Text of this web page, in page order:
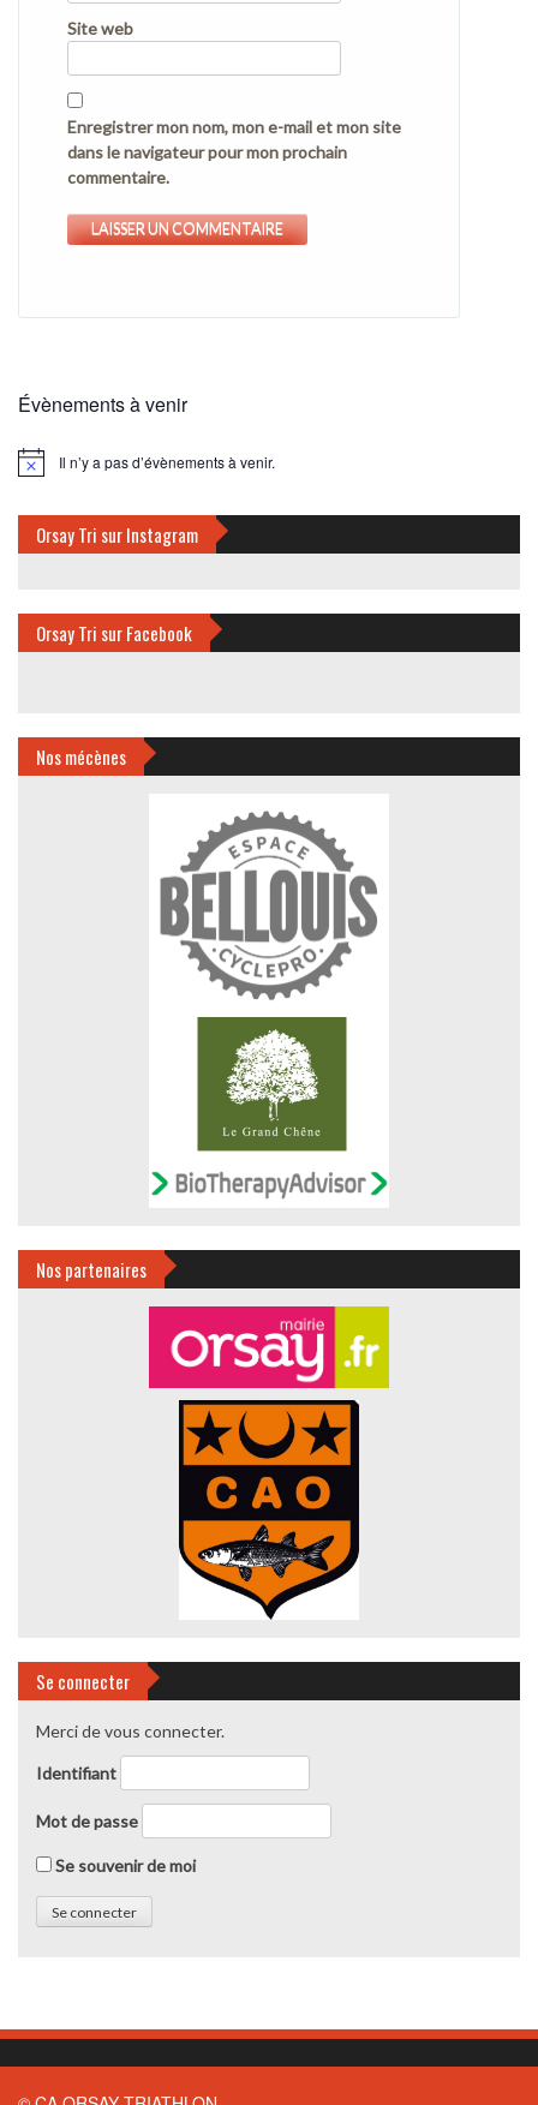
Site web
Enregistrer mon nom, mon e-mail et mon site
dans le navigateur pour mon prochain
commentaire.
Évènements à venir
Notice Il n’y a pas d’évènements à venir.
Orsay Tri sur Instagram
Orsay Tri sur Facebook
Nos mécènes
Nos partenaires
Se connecter
Merci de vous connecter.
Identifiant
Mot de passe
Se souvenir de moi